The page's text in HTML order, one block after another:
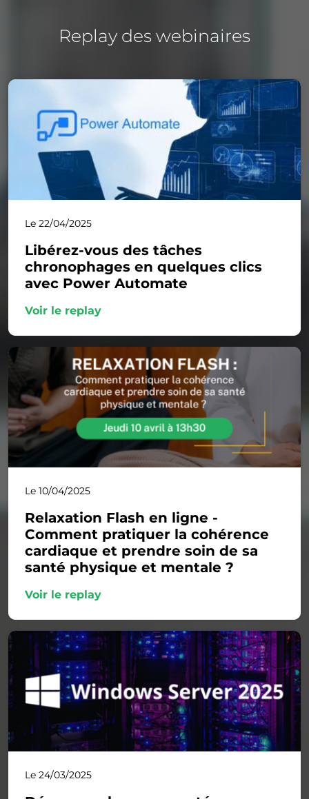
Replay des webinaires
Le 22/04/2025
Libérez-vous des tâches
chronophages en quelques clics
avec Power Automate
Voir le replay
Le 10/04/2025
Relaxation Flash en ligne -
Comment pratiquer la cohérence
cardiaque et prendre soin de sa
santé physique et mentale ?
Voir le replay
Le 24/03/2025